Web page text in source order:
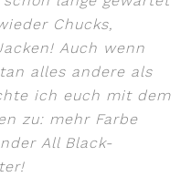
Chucks,
Auch wenn
alles andere als
ich euch mit dem
zu: mehr Farbe
All Black-